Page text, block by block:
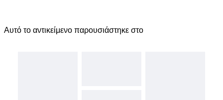
Αυτό το αντικείμενο παρουσιάστηκε στο